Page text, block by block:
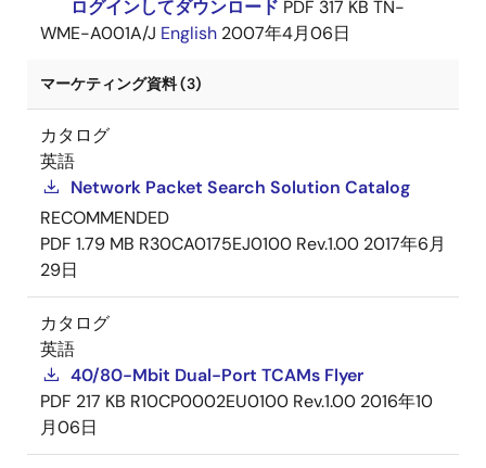
ログインしてダウンロード PDF 317 KB TN-
WME-A001A/J English 2007年4月06日
マーケティング資料 (3)
カタログ
英語
Network Packet Search Solution Catalog
RECOMMENDED
PDF 1.79 MB R30CA0175EJ0100 Rev.1.00 2017年6月
29日
カタログ
英語
40/80-Mbit Dual-Port TCAMs Flyer
PDF 217 KB R10CP0002EU0100 Rev.1.00 2016年10
月06日